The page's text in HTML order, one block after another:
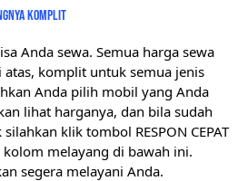
KOMPLIT
Anda sewa. Semua harga sewa
komplit untuk semua jenis
Anda pilih mobil yang Anda
lihat harganya, dan bila sudah
klik tombol RESPON CEPAT
melayang di bawah ini.
segera melayani Anda.